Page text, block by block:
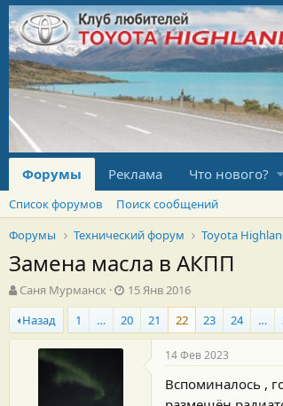
Форумы Реклама Что нового?
Список форумов
Поиск сообщений
Форумы
Технический форум Toyota
Замена масла в АКПП
А
в
т
о
Саня Мурманск
Д
а
т
а
15 Янв 2016
Назад
1 … 20 21 22 23 24 …
14 Фев 2023
Вспоминалось ,